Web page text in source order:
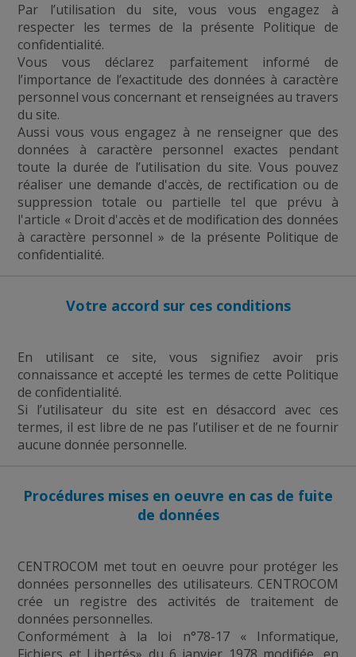
Par l’utilisation du site, vous vous engagez à
respecter les termes de la présente Politique de
confidentialité.
Vous vous déclarez parfaitement informé de
l’importance de l’exactitude des données à caractère
personnel vous concernant et renseignées au travers
du site.
Aussi vous vous engagez à ne renseigner que des
données à caractère personnel exactes pendant
toute la durée de l’utilisation du site. Vous pouvez
réaliser une demande d'accès, de rectification ou de
suppression totale ou partielle tel que prévu à
l'article « Droit d'accès et de modification des données
à caractère personnel » de la présente Politique de
confidentialité.
Votre accord sur ces conditions
En utilisant ce site, vous signifiez avoir pris
connaissance et accepté les termes de cette Politique
de confidentialité.
Si l’utilisateur du site est en désaccord avec ces
termes, il est libre de ne pas l’utiliser et de ne fournir
aucune donnée personnelle.
Procédures mises en oeuvre en cas de fuite
de données
CENTROCOM met tout en oeuvre pour protéger les
données personnelles des utilisateurs. CENTROCOM
crée un registre des activités de traitement de
données personnelles.
Conformément à la loi n°78-17 « Informatique,